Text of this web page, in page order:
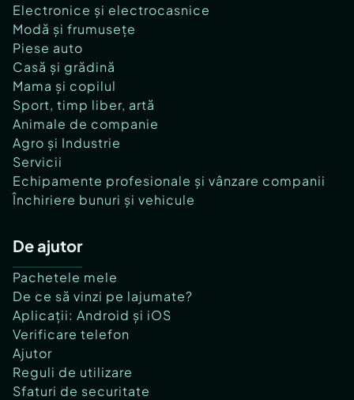
Electronice și electrocasnice
Modă și frumusețe
Piese auto
Casă și grădină
Mama și copilul
Sport, timp liber, artă
Animale de companie
Agro și Industrie
Servicii
Echipamente profesionale și vânzare companii
Închiriere bunuri și vehicule
De ajutor
Pachetele mele
De ce să vinzi pe lajumate?
Aplicații: Android și iOS
Verificare telefon
Ajutor
Reguli de utilizare
Sfaturi de securitate